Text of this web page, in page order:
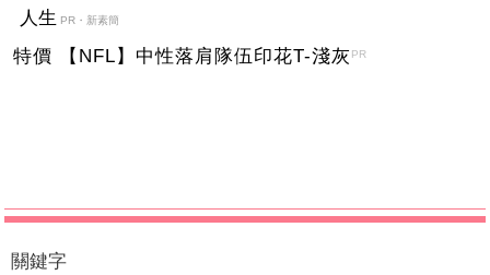
人生 PR・新素簡
特價 【NFL】中性落肩隊伍印花T-淺灰 PR
關鍵字